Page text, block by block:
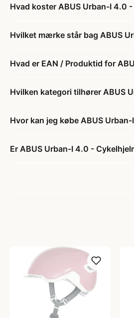
Hvad koster ABUS Urban-I 4.0
Hvilket mærke står bag ABUS
Hvad er EAN / Produktid for
Hvilken kategori tilhører ABUS
Hvor kan jeg købe ABUS
Er ABUS Urban-I 4.0 -